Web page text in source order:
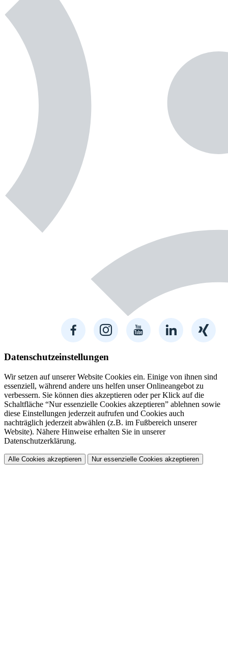
Datenschutzeinstellungen
Wir setzen auf unserer Website Cookies ein. Einige von ihnen sind
essenziell, während andere uns helfen unser Onlineangebot zu
verbessern. Sie können dies akzeptieren oder per Klick auf die
Schaltfläche “Nur essenzielle Cookies akzeptieren” ablehnen sowie
diese Einstellungen jederzeit aufrufen und Cookies auch
nachträglich jederzeit abwählen (z.B. im Fußbereich unserer
Website). Nähere Hinweise erhalten Sie in unserer
Datenschutzerklärung.
Alle Cookies akzeptieren Nur essenzielle Cookies akzeptieren